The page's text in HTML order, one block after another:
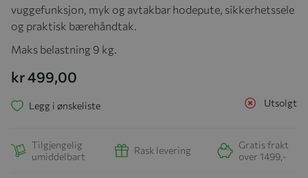
vuggefunksjon, myk og avtakbar hodepute, sikkerhetssele
og praktisk bærehåndtak.
Maks belastning 9 kg.
kr 499,00
Utsolgt
Legg i ønskeliste
Tilgjengelig
umiddelbart
Rask levering
Gratis frakt
over 1499,-